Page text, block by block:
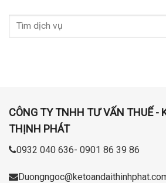
CÔNG TY TNHH TƯ VẤN THUẾ -
THỊNH PHÁT
0932 040 636- 0901 86 39 86